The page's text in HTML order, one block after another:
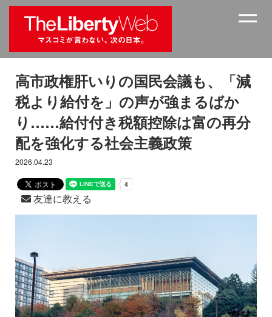
高市政権肝いりの国民会議も、「減
税より給付を」の声が強まるばか
り……給付付き税額控除は富の再分
配を強化する社会主義政策
2026.04.23
友達に教える